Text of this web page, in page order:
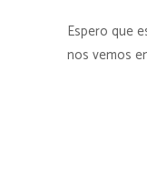
Espero que
nos vemos